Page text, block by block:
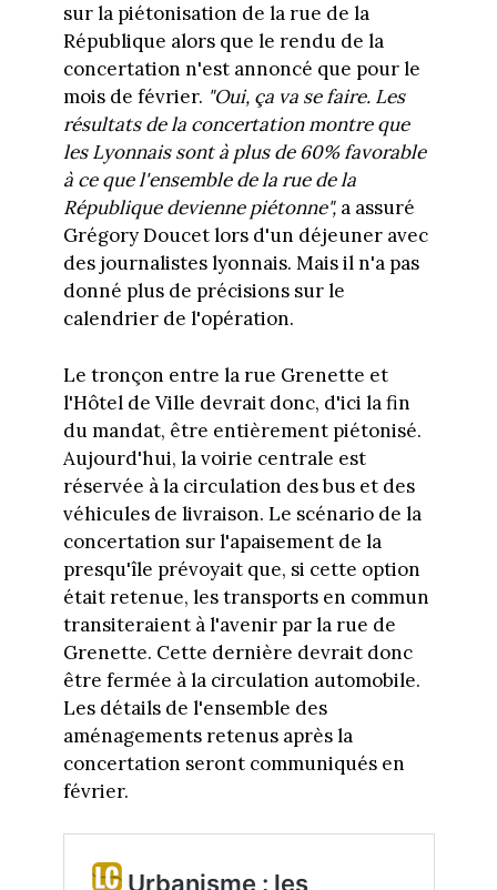
sur la piétonisation de la rue de la
République alors que le rendu de la
concertation n'est annoncé que pour le
mois de février. "Oui, ça va se faire. Les
résultats de la concertation montre que
les Lyonnais sont à plus de 60% favorable
à ce que l'ensemble de la rue de la
République devienne piétonne",a assuré
Grégory Doucet lors d'un déjeuner avec
des journalistes lyonnais. Mais il n'a pas
donné plus de précisions sur le
calendrier de l'opération.
Le tronçon entre la rue Grenette et
l'Hôtel de Ville devrait donc, d'ici la fin
du mandat, être entièrement piétonisé.
Aujourd'hui, la voirie centrale est
réservée à la circulation des bus et des
véhicules de livraison. Le scénario de la
concertation sur l'apaisement de la
presqu'île prévoyait que, si cette option
était retenue, les transports en commun
transiteraient à l'avenir par la rue de
Grenette. Cette dernière devrait donc
être fermée à la circulation automobile.
Les détails de l'ensemble des
aménagements retenus après la
concertation seront communiqués en
février.